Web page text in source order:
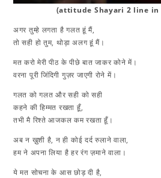
(attitude Shayari 2 line
अगर तुम्हे लगता है गलत हूं मैं,
तो सही हो तुम, थोड़ा अलग हूं मैं।
मत करो मेरी पीठ के पीछे बात जाकर कोने में।
वरना पूरी जिंदिगी गुज़र जाएगी रोने में।
गलत को गलत और सही को सही
कहने की हिम्मत रखता हूँ,
तभी मै रिश्ते आजकल कम रखता हूँ।
अब न ख़ुशी है, न ही कोई दर्द रुलाने वाला,
हम ने अपना लिया है हर रंग ज़माने वाला।
ये मत सोचना के आस छोड़ दी है,